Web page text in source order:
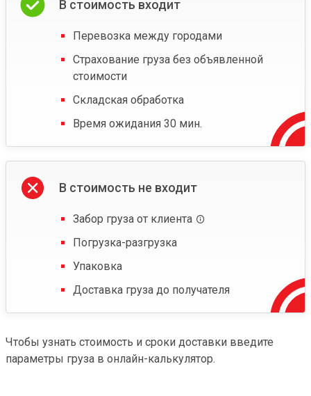
В стоимость входит
Перевозка между городами
Страхование груза без объявленной
стоимости
Складская обработка
Время ожидания 30 мин.
В стоимость не входит
Забор груза от клиента
Погрузка-разгрузка
Упаковка
Доставка груза до получателя
Чтобы узнать стоимость и сроки доставки введите
параметры груза в онлайн-калькулятор.